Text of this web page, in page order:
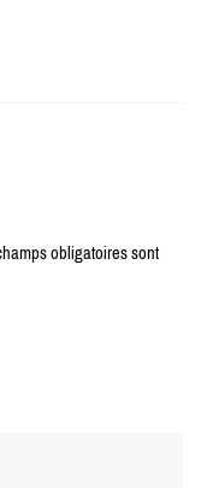
obligatoires sont